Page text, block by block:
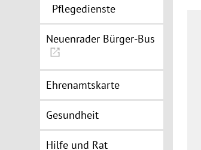
Pflegedienste
Neuenrader Bürger-Bus
Ehrenamtskarte
Gesundheit
Hilfe und Rat